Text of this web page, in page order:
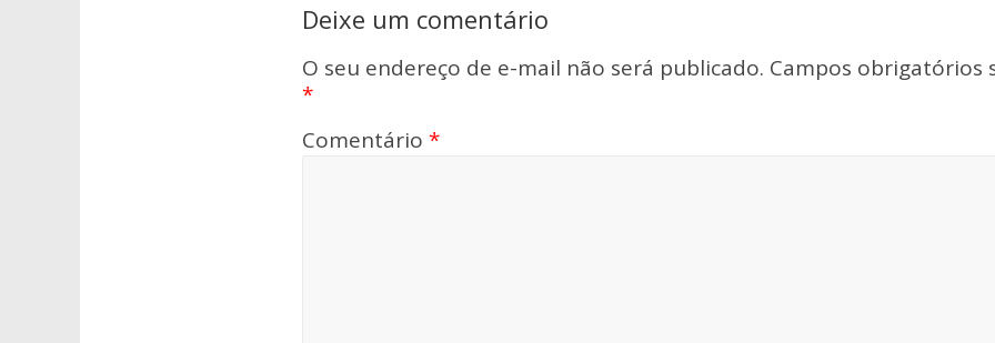
Deixe um comentário
O seu endereço de e-mail não será publicado. Campos obrigatórios
*
Comentário *